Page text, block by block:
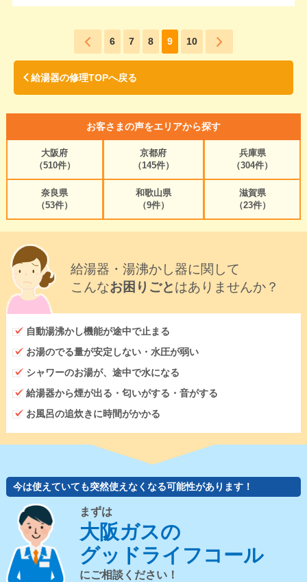
6 7 8 9 10
給湯器の修理TOPへ戻る
お客さまの声をエリアから探す
大阪府
（510件）
京都府
（145件）
兵庫県
（304件）
奈良県
（53件）
和歌山県
（9件）
滋賀県
（23件）
給湯器・湯沸かし器に関して
こんなお困りごとはありませんか？
自動湯沸かし機能が途中で止まる
お湯のでる量が安定しない・水圧が弱い
シャワーのお湯が、途中で水になる
給湯器から煙が出る・匂いがする・音がする
お風呂の追炊きに時間がかかる
今は使えていても突然使えなくなる可能性があります！
まずは
大阪ガスの
グッドライフコール
にご相談ください！